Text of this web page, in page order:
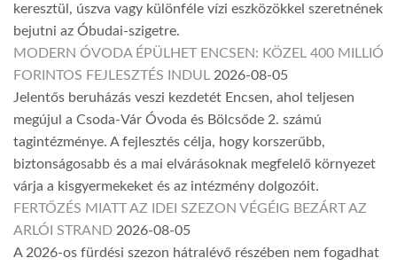
keresztül, úszva vagy különféle vízi eszközökkel szeretnének
bejutni az Óbudai-szigetre.
MODERN ÓVODA ÉPÜLHET ENCSEN: KÖZEL 400 MILLIÓ
FORINTOS FEJLESZTÉS INDUL 2026-08-05
Jelentős beruházás veszi kezdetét Encsen, ahol teljesen
megújul a Csoda-Vár Óvoda és Bölcsőde 2. számú
tagintézménye. A fejlesztés célja, hogy korszerűbb,
biztonságosabb és a mai elvárásoknak megfelelő környezet
várja a kisgyermekeket és az intézmény dolgozóit.
FERTŐZÉS MIATT AZ IDEI SZEZON VÉGÉIG BEZÁRT AZ
ARLÓI STRAND 2026-08-05
A 2026-os fürdési szezon hátralévő részében nem fogadhat